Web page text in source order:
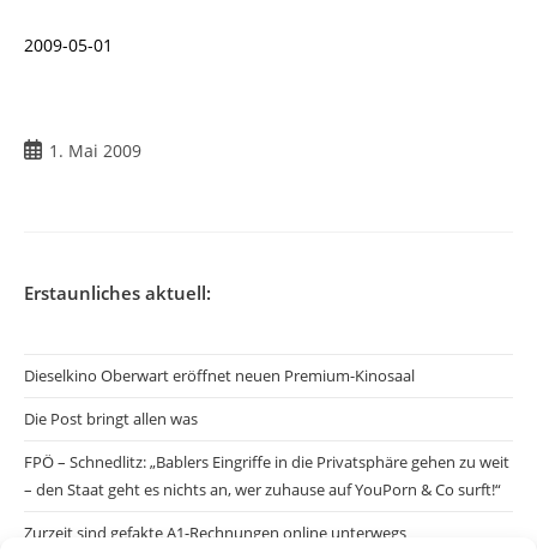
2009-05-01
Beitrag1. Mai 2009
Erstaunliches aktuell:
Dieselkino Oberwart eröffnet neuen Premium-Kinosaal
Die Post bringt allen was
FPÖ – Schnedlitz: „Bablers Eingriffe in die Privatsphäre gehen zu weit
– den Staat geht es nichts an, wer zuhause auf YouPorn & Co surft!“
Zurzeit sind gefakte A1-Rechnungen online unterwegs